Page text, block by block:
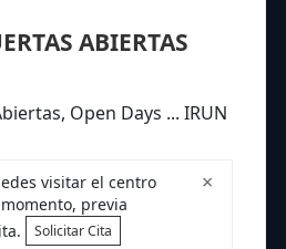
ABIERTAS
Open Days ... IRUN
×
visitar el centro
previa
Solicitar Cita